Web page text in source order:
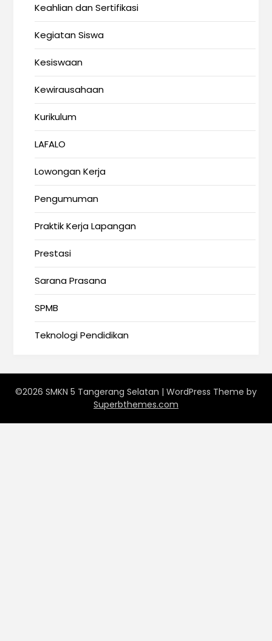
Keahlian dan Sertifikasi
Kegiatan Siswa
Kesiswaan
Kewirausahaan
Kurikulum
LAFALO
Lowongan Kerja
Pengumuman
Praktik Kerja Lapangan
Prestasi
Sarana Prasana
SPMB
Teknologi Pendidikan
©2026 SMKN 5 Tangerang Selatan | WordPress Theme by
Superbthemes.com